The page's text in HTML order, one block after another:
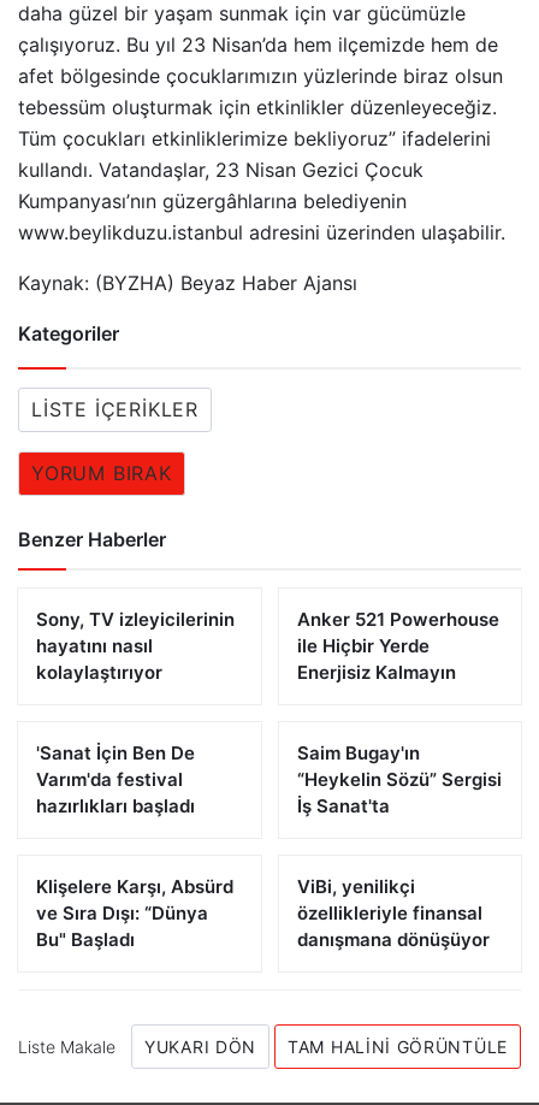
daha güzel bir yaşam sunmak için var gücümüzle
çalışıyoruz. Bu yıl 23 Nisan’da hem ilçemizde hem de
afet bölgesinde çocuklarımızın yüzlerinde biraz olsun
tebessüm oluşturmak için etkinlikler düzenleyeceğiz.
Tüm çocukları etkinliklerimize bekliyoruz” ifadelerini
kullandı. Vatandaşlar, 23 Nisan Gezici Çocuk
Kumpanyası’nın güzergâhlarına belediyenin
www.beylikduzu.istanbul adresini üzerinden ulaşabilir.
Kaynak: (BYZHA) Beyaz Haber Ajansı
Kategoriler
LISTE İÇERIKLER
YORUM BIRAK
Benzer Haberler
Sony, TV izleyicilerinin
hayatını nasıl
kolaylaştırıyor
Anker 521 Powerhouse
ile Hiçbir Yerde
Enerjisiz Kalmayın
'Sanat İçin Ben De
Varım'da festival
hazırlıkları başladı
Saim Bugay'ın
“Heykelin Sözü” Sergisi
İş Sanat'ta
Klişelere Karşı, Absürd
ve Sıra Dışı: “Dünya
Bu" Başladı
ViBi, yenilikçi
özellikleriyle finansal
danışmana dönüşüyor
Liste Makale YUKARI DÖN TAM HALINI GÖRÜNTÜLE